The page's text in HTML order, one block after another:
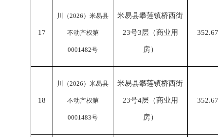
17
川（2026）米易县
不动产权第
0001482号
米易县攀莲镇桥西街
23号3层（商业用
房）
352.67
18
川（2026）米易县
不动产权第
0001483号
米易县攀莲镇桥西街
23号4层（商业用
房）
352.67